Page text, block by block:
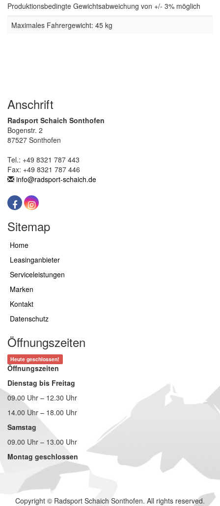
Produktionsbedingte Gewichtsabweichung von +/- 3% möglich
Maximales Fahrergewicht: 45 kg
Anschrift
Radsport Schaich Sonthofen
Bogenstr. 2
87527 Sonthofen
Tel.: +49 8321 787 443
Fax: +49 8321 787 446
info@radsport-schaich.de
Sitemap
Home
Leasinganbieter
Serviceleistungen
Marken
Kontakt
Datenschutz
Öffnungszeiten
Heute geschlossen!
Öffnungszeiten
Dienstag bis Freitag
09.00 Uhr – 12.30 Uhr
14.00 Uhr – 18.00 Uhr
Samstag
09.00 Uhr – 13.00 Uhr
Montag geschlossen
Copyright © Radsport Schaich Sonthofen. All rights reserved.